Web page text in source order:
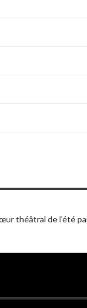
théâtral de l’été